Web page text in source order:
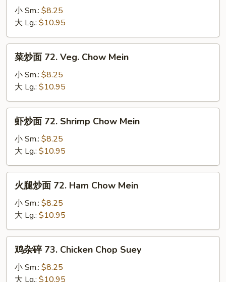
Mein
72.
Beef
Chow
Mein
小 Sm.: $8.25
大 Lg.: $10.95
72.
Veg.
Chow
Mein
菜炒面 72. Veg. Chow Mein
小 Sm.: $8.25
大 Lg.: $10.95
72.
Shrimp
Chow
Mein
虾炒面 72. Shrimp Chow Mein
小 Sm.: $8.25
大 Lg.: $10.95
72.
Ham
Chow
Mein
火腿炒面 72. Ham Chow Mein
小 Sm.: $8.25
大 Lg.: $10.95
73.
鸡杂碎 73. Chicken Chop Suey
小 Sm.: $8.25
大 Lg.: $10.95